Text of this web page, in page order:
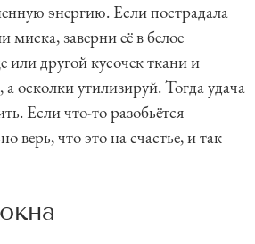
энергию. Если пострадала
заверни её в белое
или другой кусочек ткани и
а осколки утилизируй. Тогда удача
Если что-то разобьётся
верь, что это на счастье, и так